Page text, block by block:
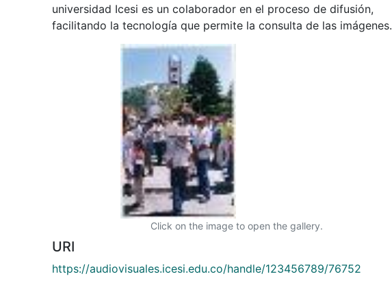
universidad Icesi es un colaborador en el proceso de difusión,
facilitando la tecnología que permite la consulta de las imágenes.
Click on the image to open the gallery.
URI
https://audiovisuales.icesi.edu.co/handle/123456789/76752